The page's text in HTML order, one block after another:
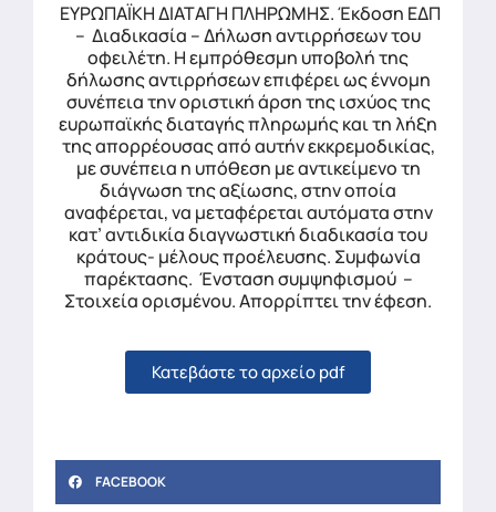
ΕΥΡΩΠΑΪΚΗ ΔΙΑΤΑΓΗ ΠΛΗΡΩΜΗΣ. Έκδοση ΕΔΠ
– Διαδικασία – Δήλωση αντιρρήσεων του
οφειλέτη. Η εμπρόθεσμη υποβολή της
δήλωσης αντιρρήσεων επιφέρει ως έννομη
συνέπεια την οριστική άρση της ισχύος της
ευρωπαϊκής διαταγής πληρωμής και τη λήξη
της απορρέουσας από αυτήν εκκρεμοδικίας,
με συνέπεια η υπόθεση με αντικείμενο τη
διάγνωση της αξίωσης, στην οποία
αναφέρεται, να μεταφέρεται αυτόματα στην
κατ’ αντιδικία διαγνωστική διαδικασία του
κράτους- μέλους προέλευσης. Συμφωνία
παρέκτασης. Ένσταση συμψηφισμού –
Στοιχεία ορισμένου. Απορρίπτει την έφεση.
Κατεβάστε το αρχείο pdf
FACEBOOK